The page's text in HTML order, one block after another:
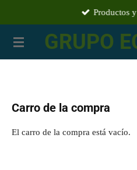
contenido
principal
GRUPO
Productos
Carro de la compra
El carro de la compra está vacío.